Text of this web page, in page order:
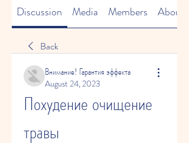
Discussion Media Members About
Back
Внимание! Гарантия эффекта
August 24, 2023
Похудение очищение
травы